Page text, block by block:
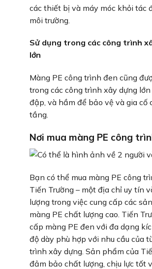
các thiết bị và máy móc khỏi tác
môi trường.
Sử dụng trong các công trình
lớn
Màng PE công trình đen cũng
trong các công trình xây dựng lớn
đập, và hầm để bảo vệ và gia cố
tầng.
Nơi mua màng PE công
Bạn có thể mua màng PE công
Tiến Trường – một địa chỉ uy tín
lượng trong việc cung cấp các
màng PE chất lượng cao. Tiến
cấp màng PE đen với đa dạng
độ dày phù hợp với nhu cầu của
trình xây dựng. Sản phẩm của
đảm bảo chất lượng, chịu lực tốt